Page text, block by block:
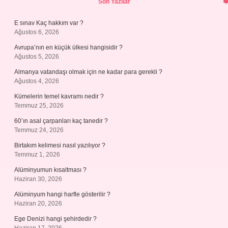
Son Yazılar
E sınav Kaç hakkım var ?
Ağustos 6, 2026
Avrupa’nın en küçük ülkesi hangisidir ?
Ağustos 5, 2026
Almanya vatandaşı olmak için ne kadar para gerekli ?
Ağustos 4, 2026
Kümelerin temel kavramı nedir ?
Temmuz 25, 2026
60’ın asal çarpanları kaç tanedir ?
Temmuz 24, 2026
Birtakım kelimesi nasıl yazılıyor ?
Temmuz 1, 2026
Alüminyumun kısaltması ?
Haziran 30, 2026
Alüminyum hangi harfle gösterilir ?
Haziran 20, 2026
Ege Denizi hangi şehirdedir ?